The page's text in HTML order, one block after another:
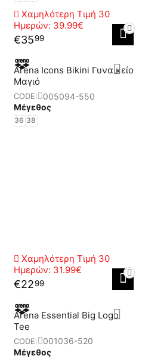
Χαμηλότερη Τιμή 30
Ημερών: 39.99€
€3599
Arena Icons Bikini Γυναικείο
Μαγιό
CODE:
005094-550
Μέγεθος
36 38
Χαμηλότερη Τιμή 30
Ημερών: 31.99€
€2299
Arena Essential Big Logo
Tee
CODE:
001036-520
Μέγεθος